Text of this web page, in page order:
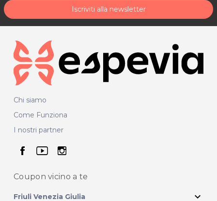
Iscriviti alla newsletter
Chi siamo
Come Funziona
I nostri partner
seguici su facebook
seguici su youtube
seguici su instagram
Coupon vicino a te
Friuli Venezia Giulia expand_more